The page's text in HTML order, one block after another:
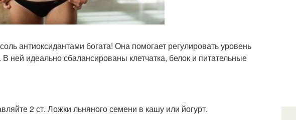
антиоксидантами богата! Она помогает регулировать уровень
ней идеально сбалансированы клетчатка, белок и питательные
2 ст. Ложки льняного семени в кашу или йогурт.